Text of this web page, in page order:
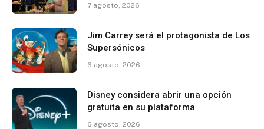
7 agosto, 2026
Jim Carrey será el protagonista de Los
Supersónicos
6 agosto, 2026
Disney considera abrir una opción
gratuita en su plataforma
6 agosto, 2026